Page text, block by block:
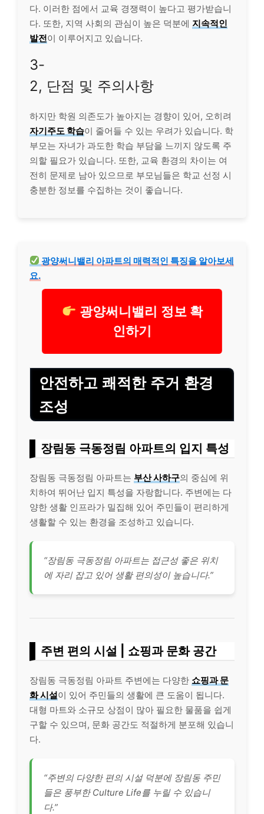
다. 이러한 점에서 교육 경쟁력이 높다고 평가받습니
다. 또한, 지역 사회의 관심이 높은 덕분에 지속적인
발전이 이루어지고 있습니다.
3-
2, 단점 및 주의사항
하지만 학원 의존도가 높아지는 경향이 있어, 오히려
자기주도 학습이 줄어들 수 있는 우려가 있습니다. 학
부모는 자녀가 과도한 학습 부담을 느끼지 않도록 주
의할 필요가 있습니다. 또한, 교육 환경의 차이는 여
전히 문제로 남아 있으므로 부모님들은 학교 선정 시
충분한 정보를 수집하는 것이 좋습니다.
광양써니밸리 아파트의 매력적인 특징을 알아보세
요.
광양써니밸리 정보 확
인하기
안전하고 쾌적한 주거 환경
조성
장림동 극동정림 아파트의 입지 특성
장림동 극동정림 아파트는 부산 사하구의 중심에 위
치하여 뛰어난 입지 특성을 자랑합니다. 주변에는 다
양한 생활 인프라가 밀집해 있어 주민들이 편리하게
생활할 수 있는 환경을 조성하고 있습니다.
“장림동 극동정림 아파트는 접근성 좋은 위치
에 자리 잡고 있어 생활 편의성이 높습니다.”
주변 편의 시설 | 쇼핑과 문화 공간
장림동 극동정림 아파트 주변에는 다양한 쇼핑과 문
화 시설이 있어 주민들의 생활에 큰 도움이 됩니다.
대형 마트와 소규모 상점이 많아 필요한 물품을 쉽게
구할 수 있으며, 문화 공간도 적절하게 분포해 있습니
다.
“주변의 다양한 편의 시설 덕분에 장림동 주민
들은 풍부한 Culture Life를 누릴 수 있습니
다.”